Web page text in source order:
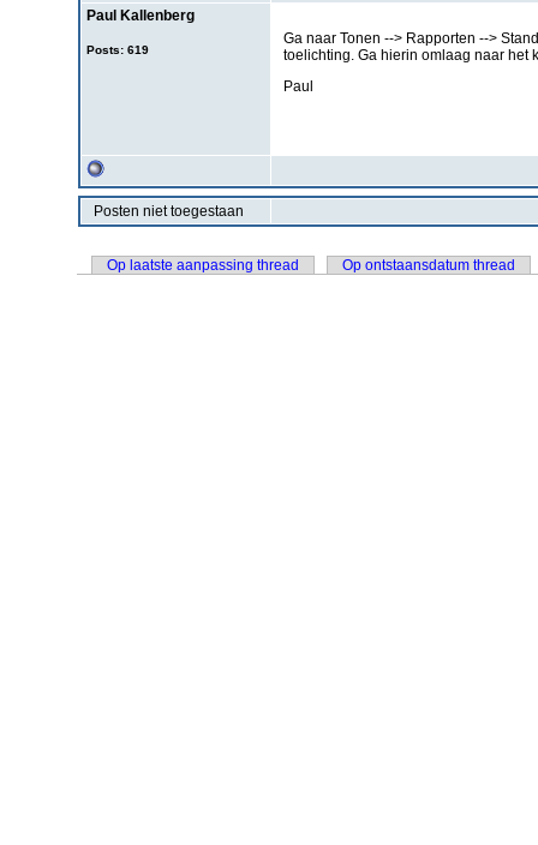
Paul Kallenberg
Posts: 619
Ga naar Tonen --> Rapporten -->
toelichting. Ga hierin omlaag naar het
Paul
Posten niet toegestaan
Op laatste aanpassing thread Op ontstaansdatum thread